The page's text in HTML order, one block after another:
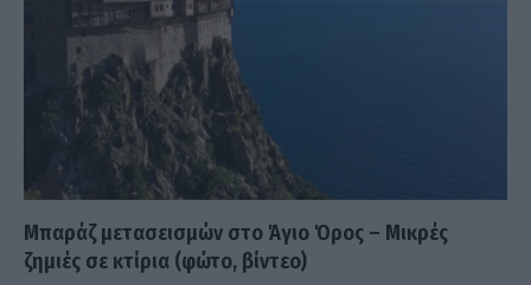
Μπαράζ μετασεισμών στο Άγιο Όρος – Μικρές
ζημιές σε κτίρια (φώτο, βίντεο)